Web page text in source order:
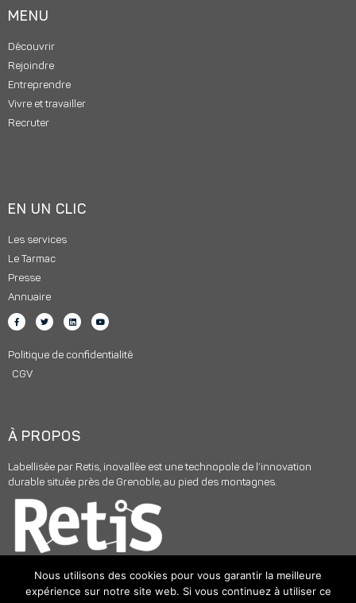
MENU
Découvrir
Rejoindre
Entreprendre
Vivre et travailler
Recruter
EN UN CLIC
Les services
Le Tarmac
Presse
Annuaire
Politique de confidentialité
CGV
À PROPOS
Labellisée par Retis, inovallée est une technopole de l’innovation
durable située près de Grenoble, au pied des montagnes.
Nous utilisons des cookies pour vous garantir la meilleure
expérience sur notre site web. Si vous continuez à utiliser ce